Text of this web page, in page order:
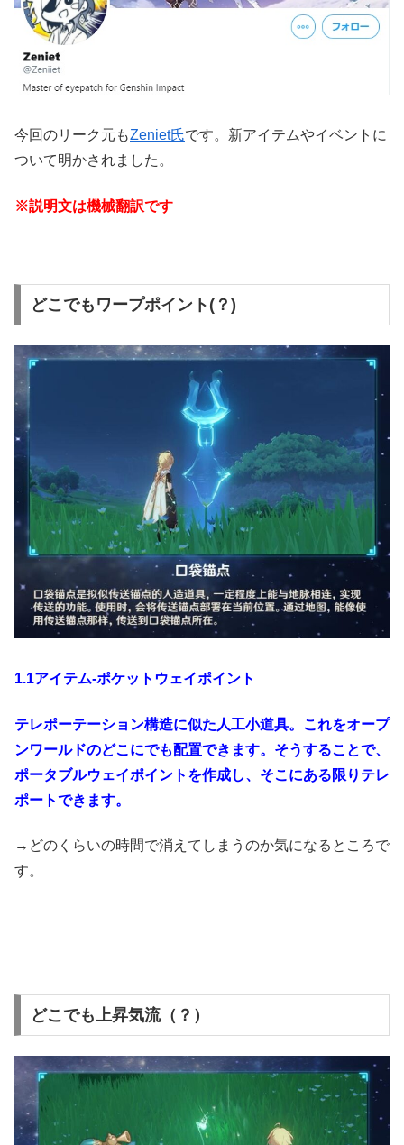
今回のリーク元もZeniet氏です。新アイテムやイベントに
ついて明かされました。
※説明文は機械翻訳です
どこでもワープポイント(？)
1.1アイテム-ポケットウェイポイント
テレポーテーション構造に似た人工小道具。これをオープ
ンワールドのどこにでも配置できます。そうすることで、
ポータブルウェイポイントを作成し、そこにある限りテレ
ポートできます。
→どのくらいの時間で消えてしまうのか気になるところで
す。
どこでも上昇気流（？）